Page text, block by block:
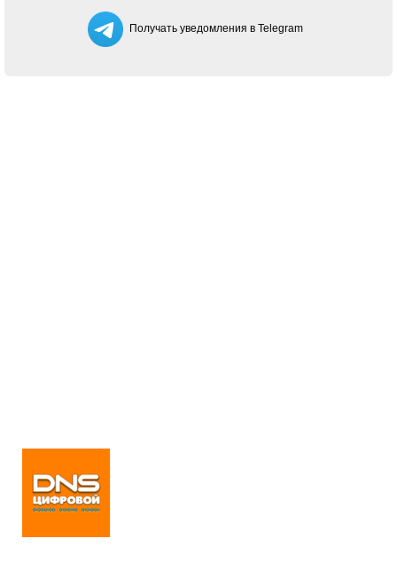
Получать уведомления в Telegram